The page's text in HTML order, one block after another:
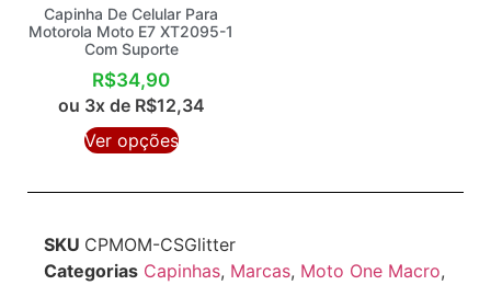
Capinha De Celular Para
Motorola Moto E7 XT2095-1
Com Suporte
R$34,90
ou 3x de R$12,34
Ver opções
SKU CPMOM-CSGlitter
Categorias Capinhas, Marcas, Moto One Macro,